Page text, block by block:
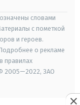
словами
с пометкой
и героев.
о рекламе
правилах
2005—2022, ЗАО